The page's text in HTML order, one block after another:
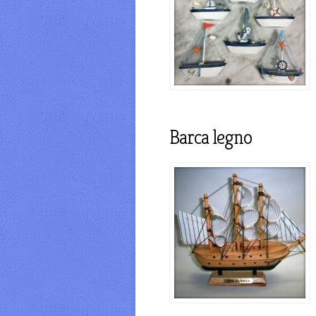
Barca legno